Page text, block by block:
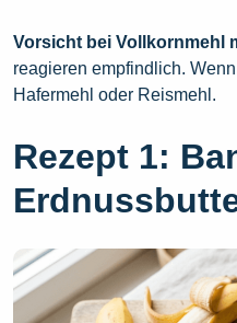
Vorsicht bei Vollkornmehl
reagieren empfindlich.
Hafermehl oder Reismehl.
Rezept 1: